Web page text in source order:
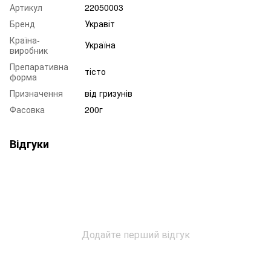
Артикул
22050003
Бренд
Укравіт
Країна-
виробник
Україна
Препаративна
форма
тісто
Призначення
від гризунів
Фасовка
200г
Відгуки
Додайте перший відгук